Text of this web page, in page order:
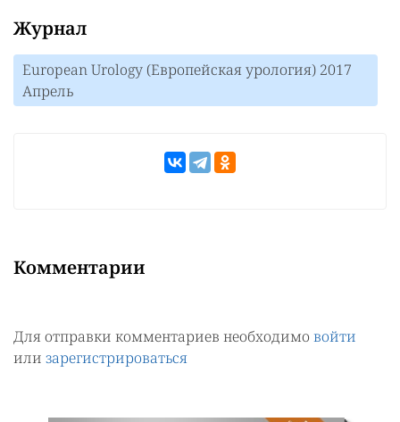
Журнал
European Urology (Европейская урология) 2017
Апрель
Комментарии
Для отправки комментариев необходимо войти
или зарегистрироваться